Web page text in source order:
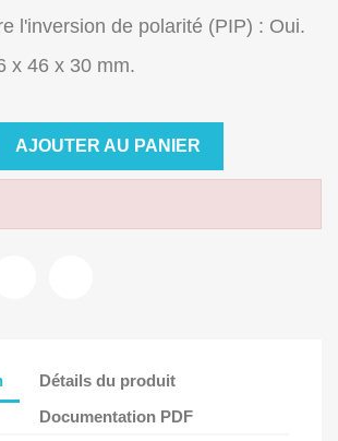
l'inversion de polarité (PIP) : Oui.
x 46 x 30 mm.
AJOUTER AU PANIER
Détails du produit
Documentation PDF